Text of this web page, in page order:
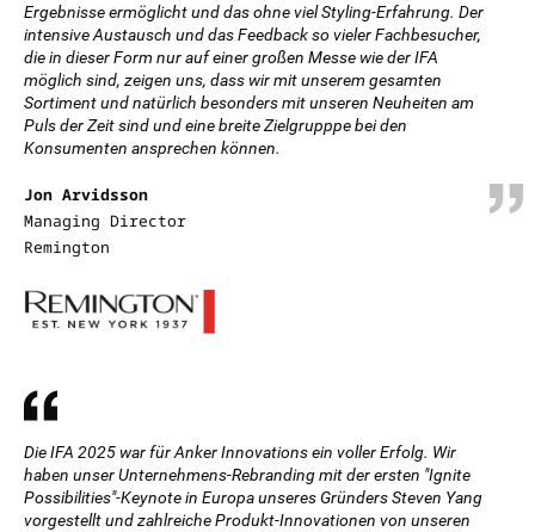
Ergebnisse ermöglicht und das ohne viel Styling-Erfahrung. Der
intensive Austausch und das Feedback so vieler Fachbesucher,
die in dieser Form nur auf einer großen Messe wie der IFA
möglich sind, zeigen uns, dass wir mit unserem gesamten
Sortiment und natürlich besonders mit unseren Neuheiten am
Puls der Zeit sind und eine breite Zielgrupppe bei den
Konsumenten ansprechen können.
Jon Arvidsson
Managing Director
Remington
Die IFA 2025 war für Anker Innovations ein voller Erfolg. Wir
haben unser Unternehmens-Rebranding mit der ersten "Ignite
Possibilities"-Keynote in Europa unseres Gründers Steven Yang
vorgestellt und zahlreiche Produkt-Innovationen von unseren